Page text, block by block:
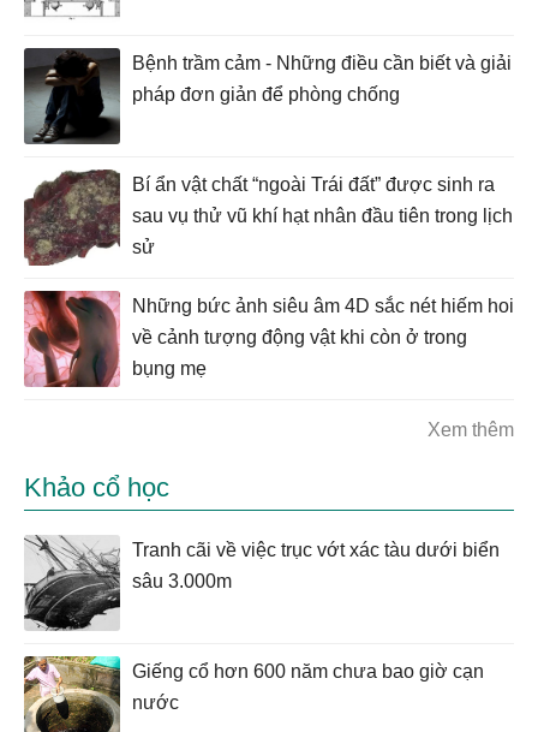
Bệnh trầm cảm - Những điều cần biết và giải
pháp đơn giản để phòng chống
Bí ẩn vật chất “ngoài Trái đất” được sinh ra
sau vụ thử vũ khí hạt nhân đầu tiên trong lịch
sử
Những bức ảnh siêu âm 4D sắc nét hiếm hoi
về cảnh tượng động vật khi còn ở trong
bụng mẹ
Xem thêm
Khảo cổ học
Tranh cãi về việc trục vớt xác tàu dưới biển
sâu 3.000m
Giếng cổ hơn 600 năm chưa bao giờ cạn
nước